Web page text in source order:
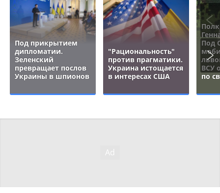
Под прикрытием
дипломатии.
Зеленский
превращает послов
Украины в шпионов
"Рациональность"
против прагматики.
Украина истощается
в интересах США
Под
ВСУ
по